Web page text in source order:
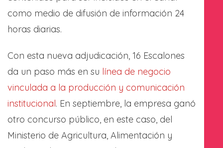
como medio de difusión de información 24
horas diarias.
Con esta nueva adjudicación, 16 Escalones
da un paso más en su línea de negocio
vinculada a la producción y comunicación
institucional. En septiembre, la empresa ganó
otro concurso público, en este caso, del
Ministerio de Agricultura, Alimentación y